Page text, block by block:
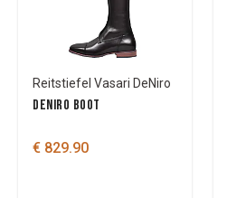
Reitstiefel Vasari DeNiro
DENIRO BOOT
€ 829.90